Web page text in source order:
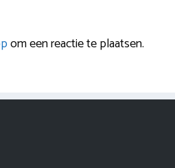
om een reactie te plaatsen.